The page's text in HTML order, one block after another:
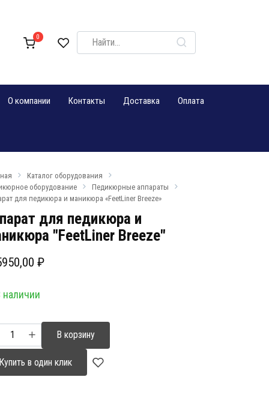
0
Search
for:
О компании Контакты Доставка Оплата
Каталог оборудования
оборудование
Педикюрные аппараты
для педикюра и маникюра «FeetLiner Breeze»
для педикюра и
"FeetLiner Breeze"
₽
наличии
В корзину
Купить в один клик